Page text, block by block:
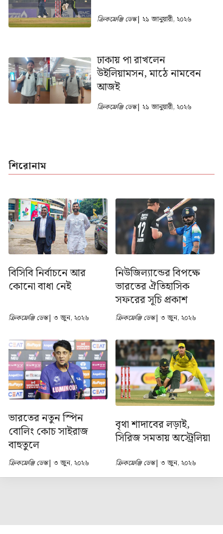
ক্রিকফ্রেঞ্জি ডেস্ক| ২১ জানুয়ারী, ২০২৬
ঢাকায় পা রাখলেন
উইলিয়ামসন, মাঠে নামবেন
আজই
ক্রিকফ্রেঞ্জি ডেস্ক| ২১ জানুয়ারী, ২০২৬
শিরোনাম
বিসিবি নির্বাচনে আর
কোনো বাধা নেই
ক্রিকফ্রেঞ্জি ডেস্ক| ৩ জুন, ২০২৬
নিউজিল্যান্ডের বিপক্ষে
ভারতের ঐতিহাসিক
সফরের সূচি প্রকাশ
ক্রিকফ্রেঞ্জি ডেস্ক| ৩ জুন, ২০২৬
ভারতের নতুন স্পিন
বোলিং কোচ সাইরাজ
বাহুতুলে
ক্রিকফ্রেঞ্জি ডেস্ক| ৩ জুন, ২০২৬
বৃথা শাদাবের লড়াই,
সিরিজ সমতায় অস্ট্রেলিয়া
ক্রিকফ্রেঞ্জি ডেস্ক| ৩ জুন, ২০২৬